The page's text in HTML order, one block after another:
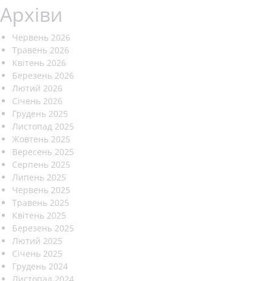
Архіви
Червень 2026
Травень 2026
Квітень 2026
Березень 2026
Лютий 2026
Січень 2026
Грудень 2025
Листопад 2025
Жовтень 2025
Вересень 2025
Серпень 2025
Липень 2025
Червень 2025
Травень 2025
Квітень 2025
Березень 2025
Лютий 2025
Січень 2025
Грудень 2024